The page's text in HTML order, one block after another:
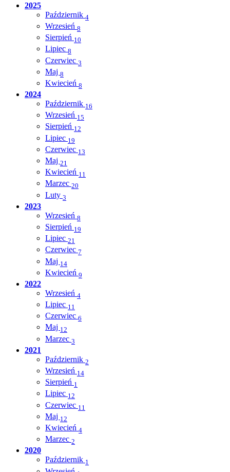
2025
Październik 4
Wrzesień 8
Sierpień 10
Lipiec 8
Czerwiec 3
Maj 8
Kwiecień 8
2024
Październik 16
Wrzesień 15
Sierpień 12
Lipiec 19
Czerwiec 13
Maj 21
Kwiecień 11
Marzec 20
Luty 3
2023
Wrzesień 8
Sierpień 19
Lipiec 21
Czerwiec 7
Maj 14
Kwiecień 9
2022
Wrzesień 4
Lipiec 11
Czerwiec 6
Maj 12
Marzec 3
2021
Październik 2
Wrzesień 14
Sierpień 1
Lipiec 12
Czerwiec 11
Maj 12
Kwiecień 4
Marzec 2
2020
Październik 1